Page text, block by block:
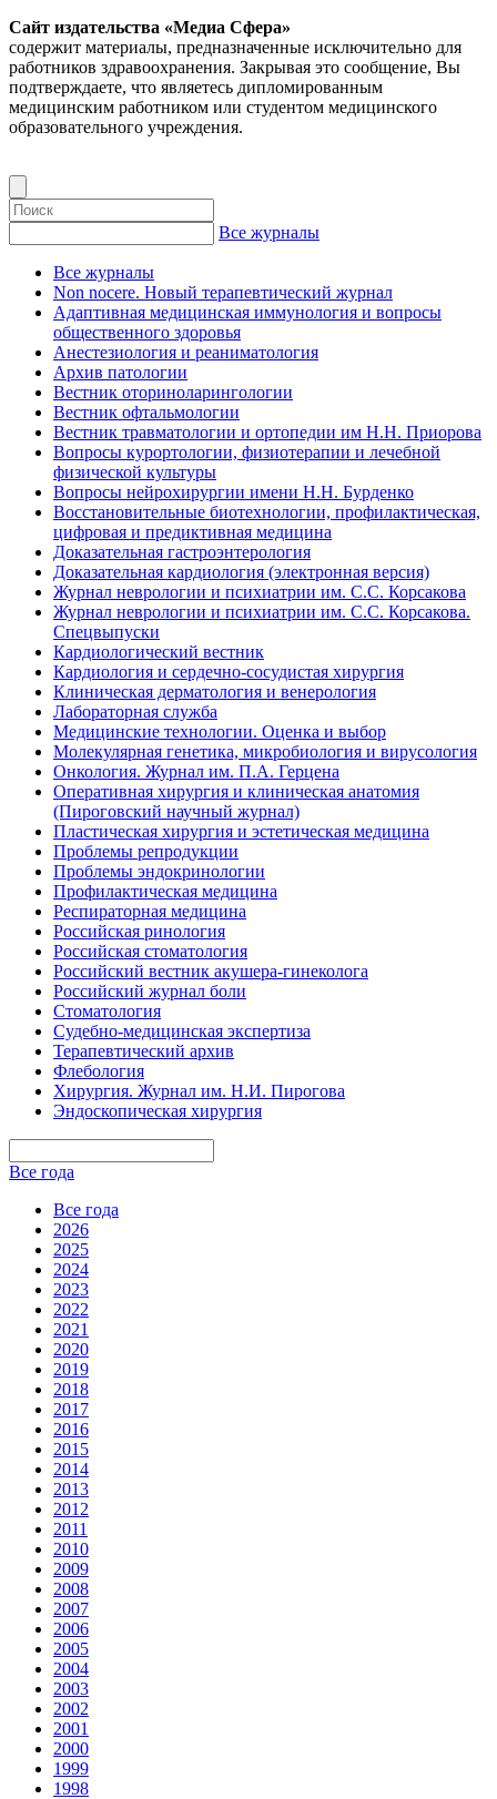
Сайт издательства «Медиа Сфера»
содержит материалы, предназначенные исключительно для
работников здравоохранения. Закрывая это сообщение, Вы
подтверждаете, что являетесь дипломированным
медицинским работником или студентом медицинского
образовательного учреждения.
Все журналы
Все журналы
Non nocere. Новый терапевтический журнал
Адаптивная медицинская иммунология и вопросы
общественного здоровья
Анестезиология и реаниматология
Архив патологии
Вестник оториноларингологии
Вестник офтальмологии
Вестник травматологии и ортопедии им Н.Н. Приорова
Вопросы курортологии, физиотерапии и лечебной
физической культуры
Вопросы нейрохирургии имени Н.Н. Бурденко
Восстановительные биотехнологии, профилактическая,
цифровая и предиктивная медицина
Доказательная гастроэнтерология
Доказательная кардиология (электронная версия)
Журнал неврологии и психиатрии им. С.С. Корсакова
Журнал неврологии и психиатрии им. С.С. Корсакова.
Спецвыпуски
Кардиологический вестник
Кардиология и сердечно-сосудистая хирургия
Клиническая дерматология и венерология
Лабораторная служба
Медицинские технологии. Оценка и выбор
Молекулярная генетика, микробиология и вирусология
Онкология. Журнал им. П.А. Герцена
Оперативная хирургия и клиническая анатомия
(Пироговский научный журнал)
Пластическая хирургия и эстетическая медицина
Проблемы репродукции
Проблемы эндокринологии
Профилактическая медицина
Респираторная медицина
Российская ринология
Российская стоматология
Российский вестник акушера-гинеколога
Российский журнал боли
Стоматология
Судебно-медицинская экспертиза
Терапевтический архив
Флебология
Хирургия. Журнал им. Н.И. Пирогова
Эндоскопическая хирургия
Все года
Все года
2026
2025
2024
2023
2022
2021
2020
2019
2018
2017
2016
2015
2014
2013
2012
2011
2010
2009
2008
2007
2006
2005
2004
2003
2002
2001
2000
1999
1998